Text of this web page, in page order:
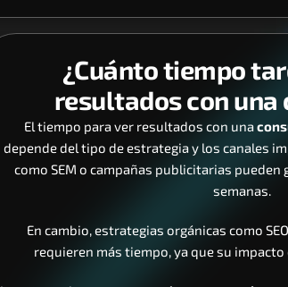
¿Cuánto tiempo
resultados con
El tiempo para ver resultados con una
depende del tipo de estrategia y los canales
como SEM o campañas publicitarias
semanas.
En cambio, estrategias orgánicas como
requieren más tiempo, ya que su